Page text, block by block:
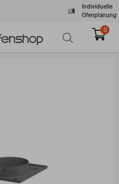
Individuelle
Ofenplanung
0